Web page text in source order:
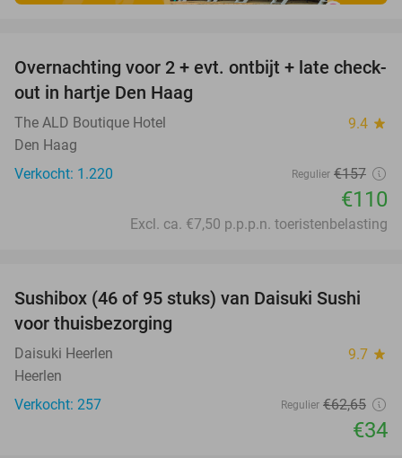
30%
Overnachting voor 2 + evt. ontbijt + late check-
out in hartje Den Haag
The ALD Boutique Hotel 9.4 star
Den Haag
Verkocht: 1.220
Regulier €157
€110
Excl. ca. €7,50 p.p.p.n. toeristenbelasting
46%
Sushibox (46 of 95 stuks) van Daisuki Sushi
voor thuisbezorging
Daisuki Heerlen 9.7 star
Heerlen
Verkocht: 257
Regulier €62,65
€34